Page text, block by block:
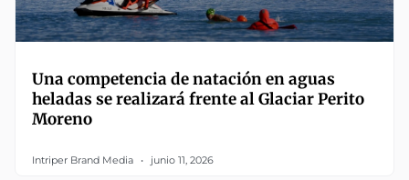
Una competencia de natación en aguas
heladas se realizará frente al Glaciar Perito
Moreno
Intriper Brand Media junio 11, 2026